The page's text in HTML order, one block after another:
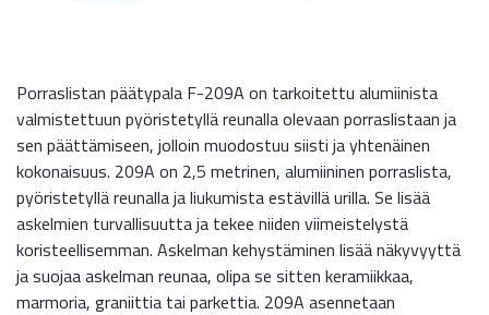
Porraslistan päätypala F-209A on tarkoitettu alumiinista
valmistettuun pyöristetyllä reunalla olevaan porraslistaan ja
sen päättämiseen, jolloin muodostuu siisti ja yhtenäinen
kokonaisuus. 209A on 2,5 metrinen, alumiininen porraslista,
pyöristetyllä reunalla ja liukumista estävillä urilla. Se lisää
askelmien turvallisuutta ja tekee niiden viimeistelystä
koristeellisemman. Askelman kehystäminen lisää näkyvyyttä
ja suojaa askelman reunaa, olipa se sitten keramiikkaa,
marmoria, graniittia tai parkettia. 209A asennetaan